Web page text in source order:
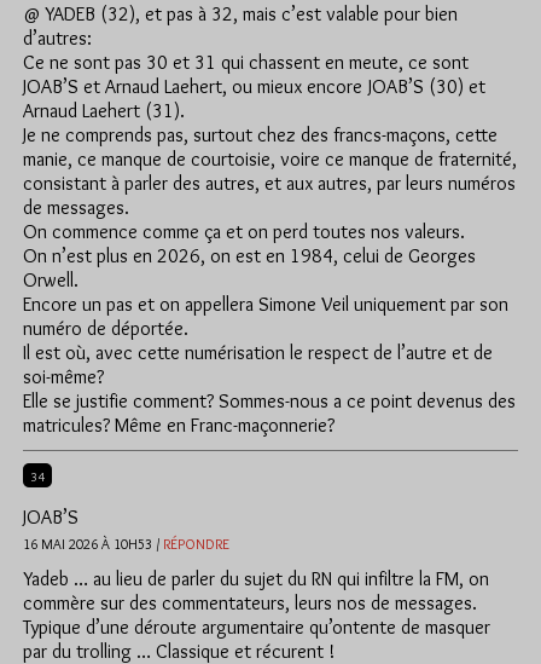
@ YADEB (32), et pas à 32, mais c’est valable pour bien
d’autres:
Ce ne sont pas 30 et 31 qui chassent en meute, ce sont
JOAB’S et Arnaud Laehert, ou mieux encore JOAB’S (30) et
Arnaud Laehert (31).
Je ne comprends pas, surtout chez des francs-maçons, cette
manie, ce manque de courtoisie, voire ce manque de fraternité,
consistant à parler des autres, et aux autres, par leurs numéros
de messages.
On commence comme ça et on perd toutes nos valeurs.
On n’est plus en 2026, on est en 1984, celui de Georges
Orwell.
Encore un pas et on appellera Simone Veil uniquement par son
numéro de déportée.
Il est où, avec cette numérisation le respect de l’autre et de
soi-même?
Elle se justifie comment? Sommes-nous a ce point devenus des
matricules? Même en Franc-maçonnerie?
34
JOAB’S
16 MAI 2026 À 10H53 / RÉPONDRE
Yadeb … au lieu de parler du sujet du RN qui infiltre la FM, on
commère sur des commentateurs, leurs nos de messages.
Typique d’une déroute argumentaire qu’ontente de masquer
par du trolling … Classique et récurent !